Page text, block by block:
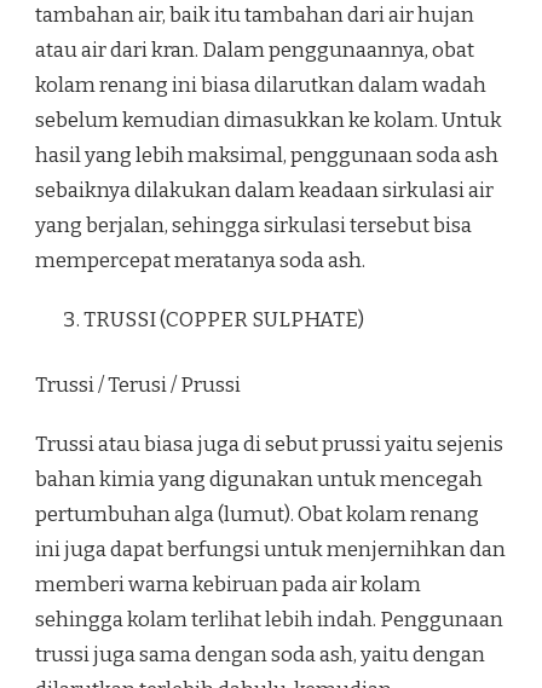
tambahan air, baik itu tambahan dari air hujan
atau air dari kran. Dalam penggunaannya, obat
kolam renang ini biasa dilarutkan dalam wadah
sebelum kemudian dimasukkan ke kolam. Untuk
hasil yang lebih maksimal, penggunaan soda ash
sebaiknya dilakukan dalam keadaan sirkulasi air
yang berjalan, sehingga sirkulasi tersebut bisa
mempercepat meratanya soda ash.
TRUSSI (COPPER SULPHATE)
Trussi / Terusi / Prussi
Trussi atau biasa juga di sebut prussi yaitu sejenis
bahan kimia yang digunakan untuk mencegah
pertumbuhan alga (lumut). Obat kolam renang
ini juga dapat berfungsi untuk menjernihkan dan
memberi warna kebiruan pada air kolam
sehingga kolam terlihat lebih indah. Penggunaan
trussi juga sama dengan soda ash, yaitu dengan